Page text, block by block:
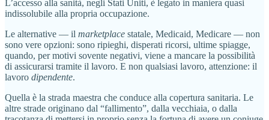
L’accesso alla sanità, negli Stati Uniti, è legato in maniera quasi
indissolubile alla propria occupazione.
Le alternative — il marketplace statale, Medicaid, Medicare — non
sono vere opzioni: sono ripieghi, disperati ricorsi, ultime spiagge,
quando, per motivi sovente negativi, viene a mancare la possibilità
di assicurarsi tramite il lavoro. E non qualsiasi lavoro, attenzione: il
lavoro dipendente.
Quella è la strada maestra che conduce alla copertura sanitaria. Le
altre strade originano dal “fallimento”, dalla vecchiaia, o dalla